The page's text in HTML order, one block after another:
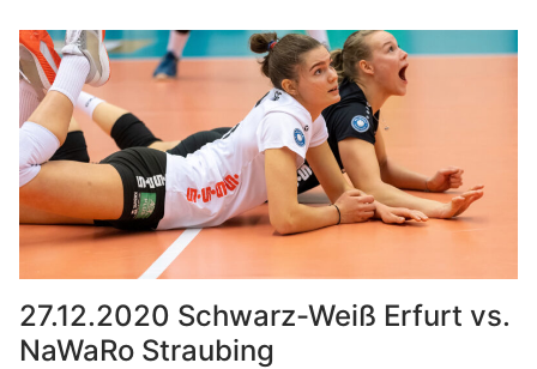
27.12.2020 Schwarz-Weiß Erfurt vs.
NaWaRo Straubing